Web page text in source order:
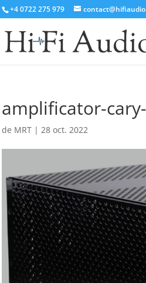
+4 0722 275 979
amplificator-
de MRT |28 oct. 2022